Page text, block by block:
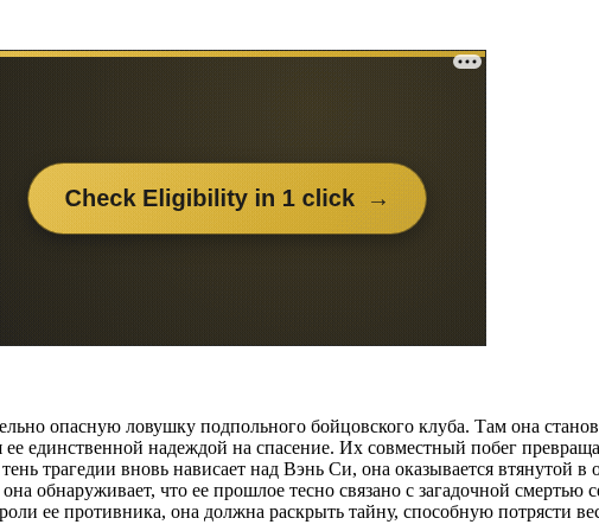
опасную ловушку подпольного бойцовского клуба. Там она
единственной надеждой на спасение. Их совместный побег
трагедии вновь нависает над Вэнь Си, она оказывается втянутой в
обнаруживает, что ее прошлое тесно связано с загадочной смертью
ее противника, она должна раскрыть тайну, способную потрясти